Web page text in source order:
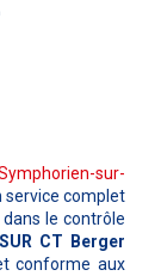
sur-
service complet
le contrôle
CT Berger
conforme aux